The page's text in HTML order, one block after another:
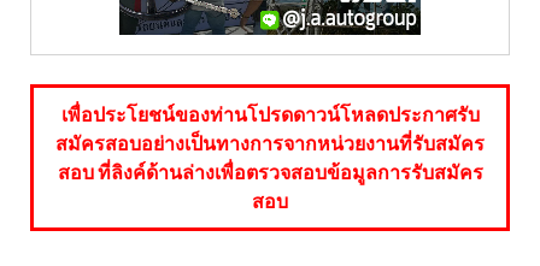
เพื่อประโยชน์ของท่านโปรดดาวน์โหลดประกาศรับ
สมัครสอบอย่างเป็นทางการจากหน่วยงานที่รับสมัคร
สอบ ที่ลิงค์ด้านล่างเพื่อตรวจสอบข้อมูลการรับสมัคร
สอบ